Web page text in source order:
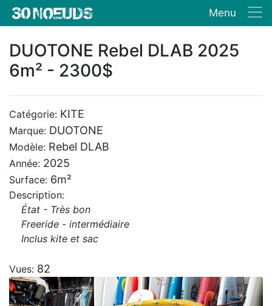
Menu
DUOTONE Rebel DLAB 2025
6m² - 2300$
Catégorie: KITE
Marque: DUOTONE
Modèle: Rebel DLAB
Année: 2025
Surface: 6m²
Description:
État - Très bon
Freeride - intermédiaire
Inclus kite et sac
Vues: 82